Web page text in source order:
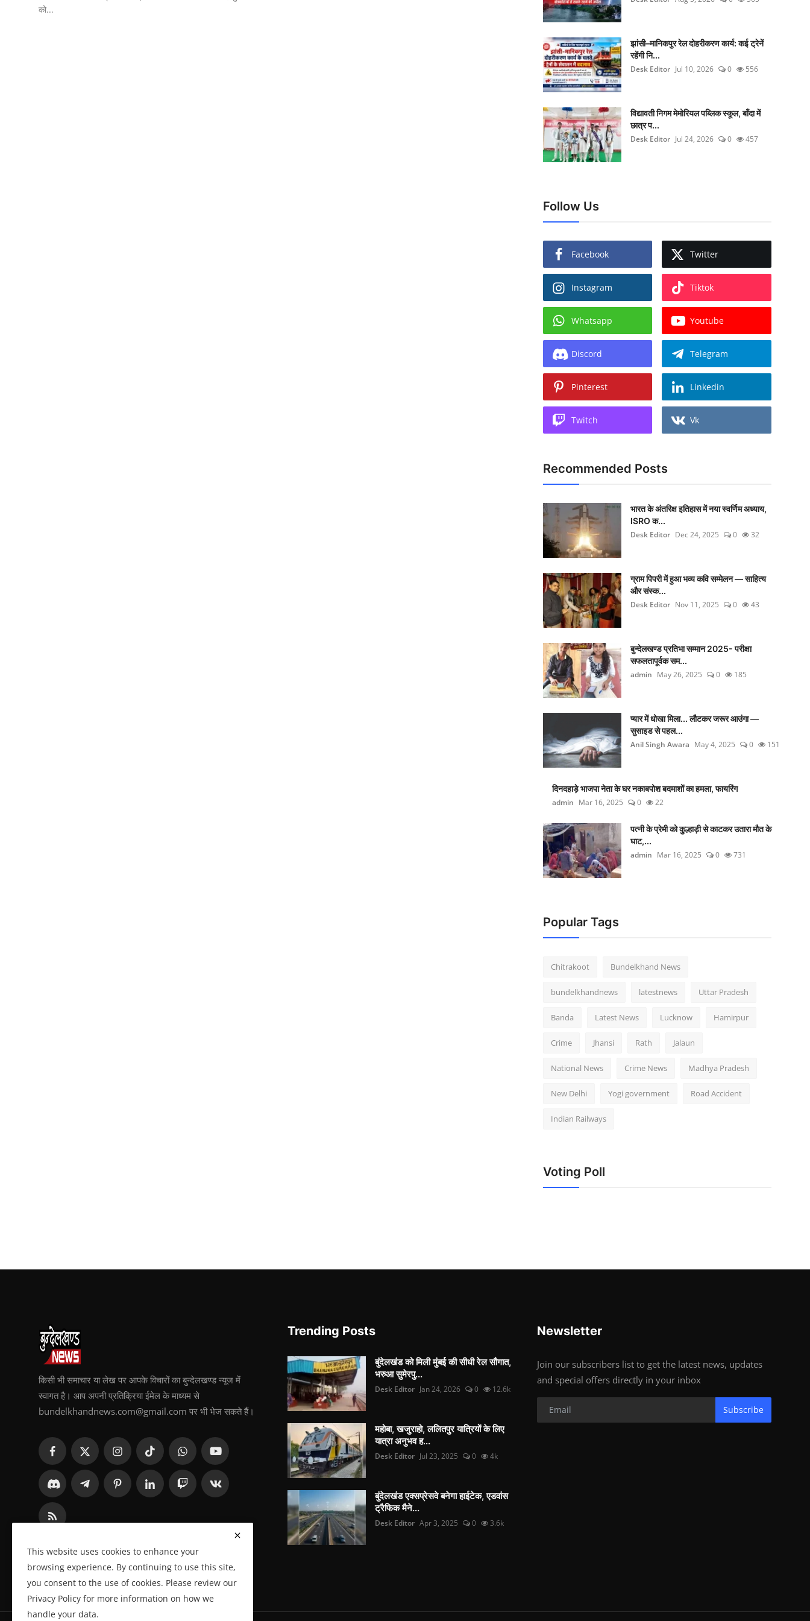
को...
झांसी–मानिकपुर रेल दोहरीकरण कार्य: कई ट्रेनें
रहेंगी नि...
Desk Editor Jul 10, 2026 0 556
विद्यावती निगम मेमोरियल पब्लिक स्कूल, बाँदा में
छात्र प...
Desk Editor Jul 24, 2026 0 457
Follow Us
Facebook Twitter
Instagram Tiktok
Whatsapp Youtube
Discord Telegram
Pinterest Linkedin
Twitch Vk
Recommended Posts
भारत के अंतरिक्ष इतिहास में नया स्वर्णिम अध्याय,
ISRO क...
Desk Editor Dec 24, 2025 0 32
ग्राम पिपरी में हुआ भव्य कवि सम्मेलन — साहित्य
और संस्क...
Desk Editor Nov 11, 2025 0 43
बुन्देलखण्ड प्रतिभा सम्मान 2025- परीक्षा
सफलतापूर्वक सम...
admin May 26, 2025 0 185
प्यार में धोखा मिला... लौटकर जरूर आउंगा —
सुसाइड से पहल...
Anil Singh Awara May 4, 2025 0 151
दिनदहाड़े भाजपा नेता के घर नकाबपोश बदमाशों का हमला, फायरिंग
admin Mar 16, 2025 0 22
पत्नी के प्रेमी को कुल्हाड़ी से काटकर उतारा मौत के
घाट,...
admin Mar 16, 2025 0 731
Popular Tags
Chitrakoot Bundelkhand News
bundelkhandnews latestnews Uttar Pradesh
Banda Latest News Lucknow Hamirpur
Crime Jhansi Rath Jalaun
National News Crime News Madhya Pradesh
New Delhi Yogi government Road Accident
Indian Railways
Voting Poll
किसी भी समाचार या लेख पर आपके विचारों का बुन्देलखण्ड न्यूज में
स्वागत है। आप अपनी प्रतिक्रिया ईमेल के माध्यम से
bundelkhandnews.com@gmail.com पर भी भेज सकते हैं।
Trending Posts
बुंदेलखंड को मिली मुंबई की सीधी रेल सौगात,
भरुआ सुमेरपु...
Desk Editor Jan 24, 2026 0 12.6k
महोबा, खजुराहो, ललितपुर यात्रियों के लिए
यात्रा अनुभव ह...
Desk Editor Jul 23, 2025 0 4k
बुंदेलखंड एक्सप्रेसवे बनेगा हाईटेक, एडवांस
ट्रैफिक मैने...
Desk Editor Apr 3, 2025 0 3.6k
Newsletter
Join our subscribers list to get the latest news, updates
and special offers directly in your inbox
Subscribe
This website uses cookies to enhance your
browsing experience. By continuing to use this site,
you consent to the use of cookies. Please review our
Privacy Policy for more information on how we
handle your data.